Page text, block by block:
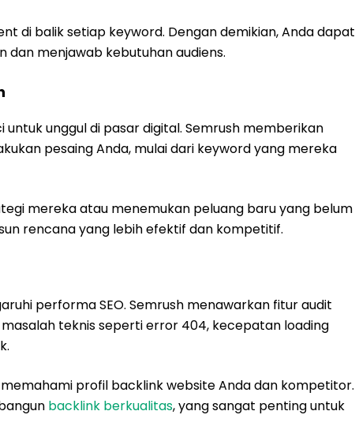
di balik setiap keyword. Dengan demikian, Anda dapat
menjawab kebutuhan audiens.
untuk unggul di pasar digital. Semrush memberikan
pesaing Anda, mulai dari keyword yang mereka
mereka atau menemukan peluang baru yang belum
rencana yang lebih efektif dan kompetitif.
performa SEO. Semrush menawarkan fitur audit
teknis seperti error 404, kecepatan loading
profil backlink website Anda dan kompetitor.
backlink berkualitas, yang sangat penting untuk